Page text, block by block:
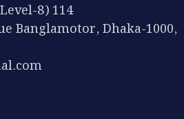
8) 114
Banglamotor, Dhaka-1000,